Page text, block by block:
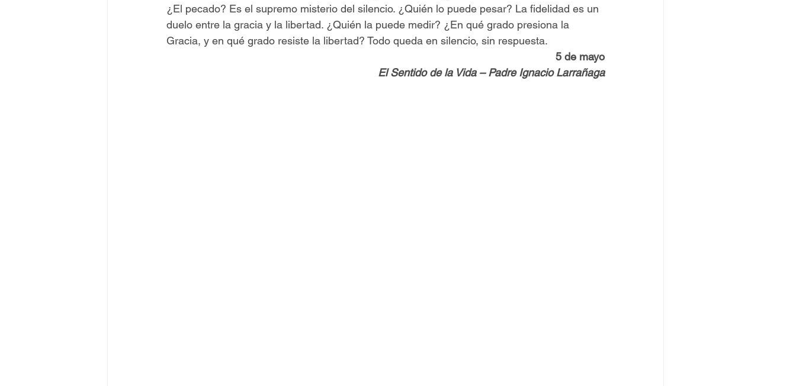
Estilo y Vida de los Guías Jornadas Mundiales Libros Orar y Vivir Papa Francisco
¿El pecado? Es el supremo misterio del silencio. ¿Quién lo puede pesar? La fidelidad es un
duelo entre la gracia y la libertad. ¿Quién la puede medir? ¿En qué grado presiona la
Gracia, y en qué grado resiste la libertad? Todo queda en silencio, sin respuesta.
5 de mayo
El Sentido de la Vida – Padre Ignacio Larrañaga